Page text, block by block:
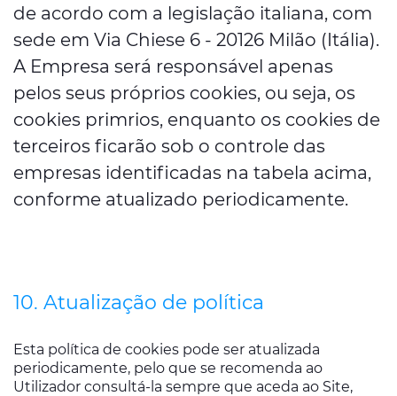
de acordo com a legislação italiana, com
sede em Via Chiese 6 - 20126 Milão (Itália).
A Empresa será responsável apenas
pelos seus próprios cookies, ou seja, os
cookies primrios, enquanto os cookies de
terceiros ficarão sob o controle das
empresas identificadas na tabela acima,
conforme atualizado periodicamente.
10. Atualização de política
Esta política de cookies pode ser atualizada
periodicamente, pelo que se recomenda ao
Utilizador consultá-la sempre que aceda ao Site,